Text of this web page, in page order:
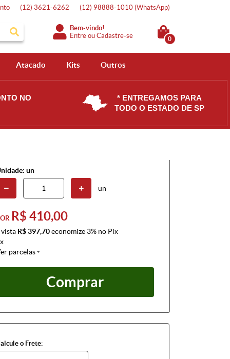
(12) 3621-6262 (12) 98888-1010 (WhatsApp)
Bem-vindo!
Entre ouCadastre-se 0
Atacado Kits Outros
NO
* ENTREGAMOS PARA
TODO O ESTADO DE SP
un
un
R$ 410,00
vista R$ 397,70economize 3% no Pix
parcelas
Comprar
o Frete: